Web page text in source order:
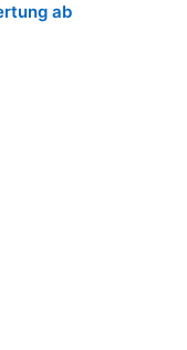
ab